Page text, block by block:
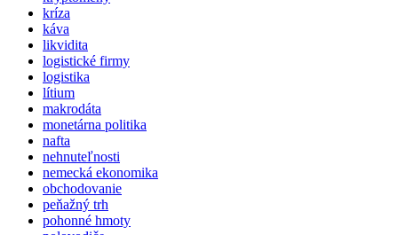
kríza
káva
likvidita
logistické firmy
logistika
lítium
makrodáta
monetárna politika
nafta
nehnuteľnosti
nemecká ekonomika
obchodovanie
peňažný trh
pohonné hmoty